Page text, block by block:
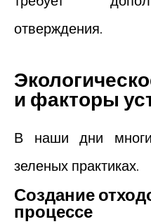
отверждения.
и факторы
В наши дни
зеленых практиках.
Создание
процессе